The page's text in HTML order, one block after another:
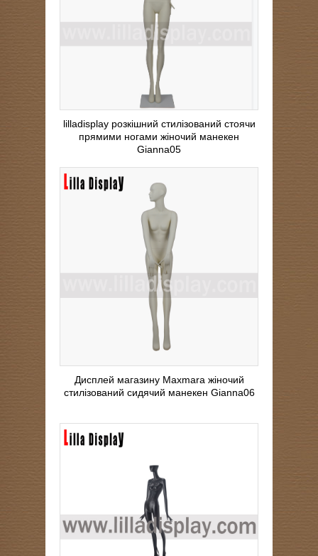
lilladisplay розкішний стилізований стоячи
прямими ногами жіночий манекен
Gianna05
Дисплей магазину Maxmara жіночий
стилізований сидячий манекен Gianna06